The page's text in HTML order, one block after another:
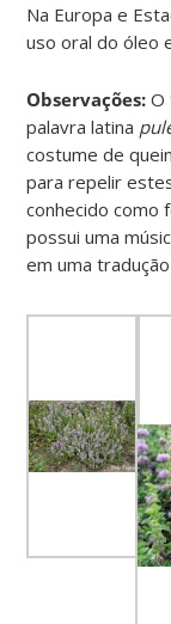
Na Europa e
uso oral do óleo
Observações: O
palavra latina
costume de
para repelir
conhecido como
possui uma
em uma